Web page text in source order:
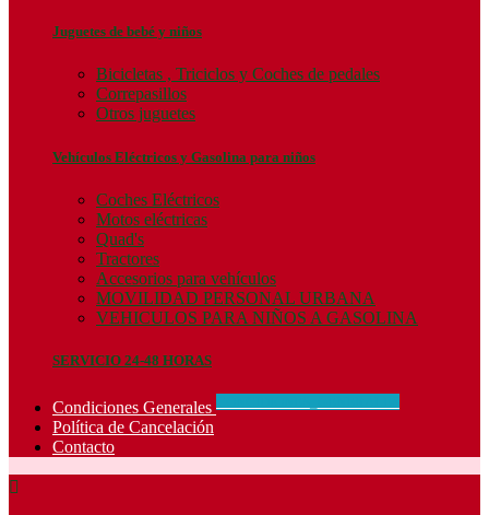
Juguetes de bebé y niños
Bicicletas , Triciclos y Coches de pedales
Correpasillos
Otros juguetes
Vehículos Eléctricos y Gasolina para niños
Coches Eléctricos
Motos eléctricas
Quad's
Tractores
Accesorios para vehículos
MOVILIDAD PERSONAL URBANA
VEHICULOS PARA NIÑOS A GASOLINA
SERVICIO 24-48 HORAS
Condiciones Generales
Política de Cancelación
Contacto
